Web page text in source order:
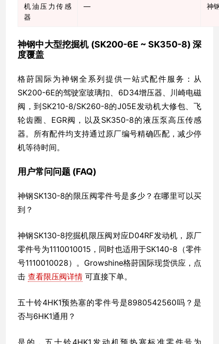
机油压力传感
器
— 神
神钢中大型挖掘机 (SK200-6E ~ SK350-8) 深
度覆盖
格莳国际为神钢全系列提供一站式配件服务：从
SK200-6E的驾驶室玻璃扣、6D34增压器、川崎电磁
阀，到SK210-8/SK260-8的J05E发动机大修包、飞
轮齿圈、EGR阀，以及SK350-8的液压泵高压传感
器。所有配件均支持通过原厂编号精确匹配，减少停
机等待时间。
用户常问问题 (FAQ)
神钢SK130-8的限压阀零件号是多少？在哪里可以买
到？
神钢SK130-8挖掘机限压阀对应D04RF发动机，原厂
零件号为1110010015，同时也适用于SK140-8（零件
号1110010028）。Growshine格莳国际现货供应，点
击 查看限压阀详情 可直接下单。
五十铃4HK1预热塞的零件号是8980542560吗？是
否与6HK1通用？
是的，五十铃4HK1发动机预热塞标准零件号为